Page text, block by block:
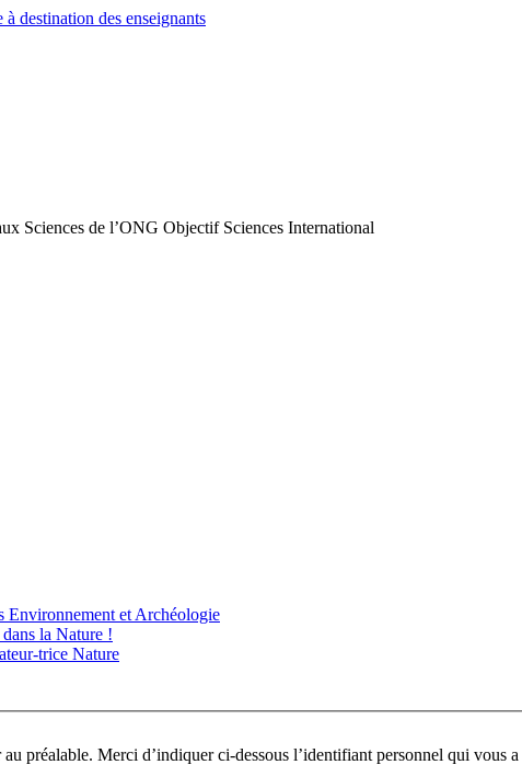
destination des enseignants
Sciences de l’ONG Objectif Sciences International
Environnement et Archéologie
la Nature !
trice Nature